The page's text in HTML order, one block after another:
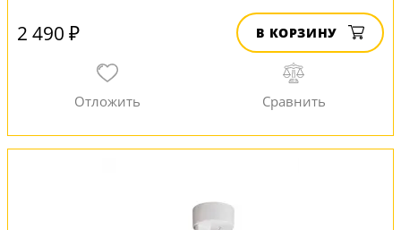
2 490 ₽ В КОРЗИНУ